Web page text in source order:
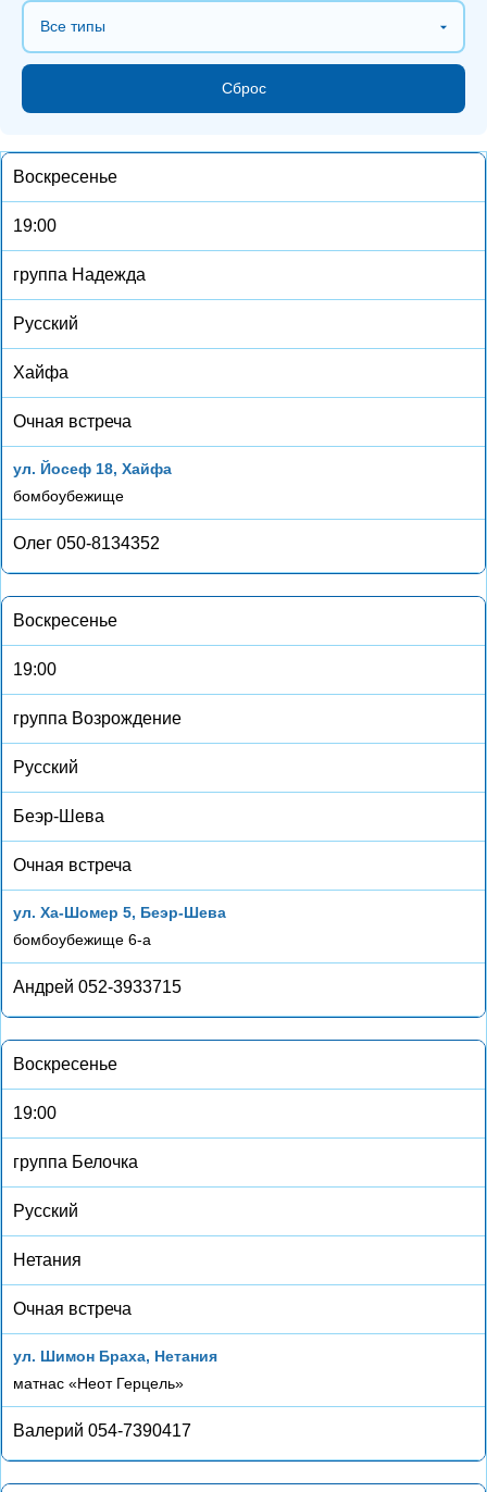
Сброс
Воскресенье
19:00
группа Надежда
Русский
Хайфа
Очная встреча
ул. Йосеф 18, Хайфа
бомбоубежище
Олег 050-8134352
Воскресенье
19:00
группа Возрождение
Русский
Беэр-Шева
Очная встреча
ул. Ха-Шомер 5, Беэр-Шева
бомбоубежище 6-а
Андрей 052-3933715
Воскресенье
19:00
группа Белочка
Русский
Нетания
Очная встреча
ул. Шимон Браха, Нетания
матнас «Неот Герцель»
Валерий 054-7390417